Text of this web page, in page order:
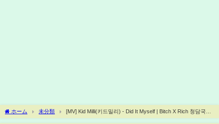
ホーム 未分類
[MV] Kid Milli(키드밀리) - Did It Myself | Bitch X Rich 청담국제
고등학교 OST